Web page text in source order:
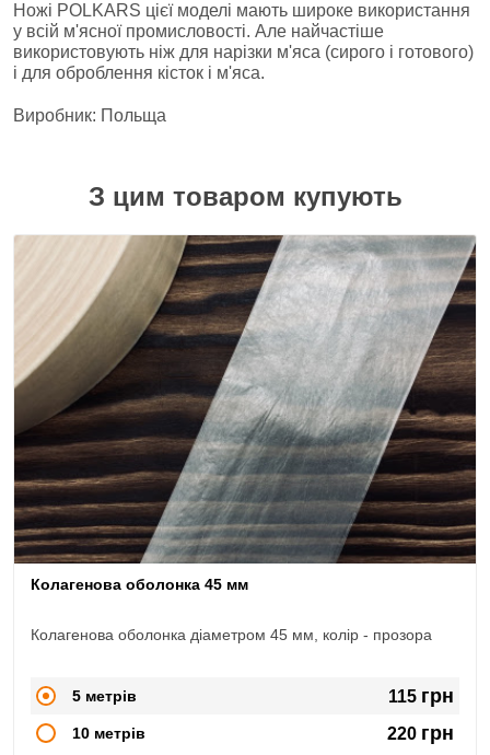
Ножі POLKARS цієї моделі мають широке використання
у всій м'ясної промисловості. Але найчастіше
використовують ніж для нарізки м'яса (сирого і готового)
і для оброблення кісток і м'яса.
Виробник: Польща
З цим товаром купують
Колагенова оболонка 45 мм
5 метрів 115 грн
10 метрів 220 грн